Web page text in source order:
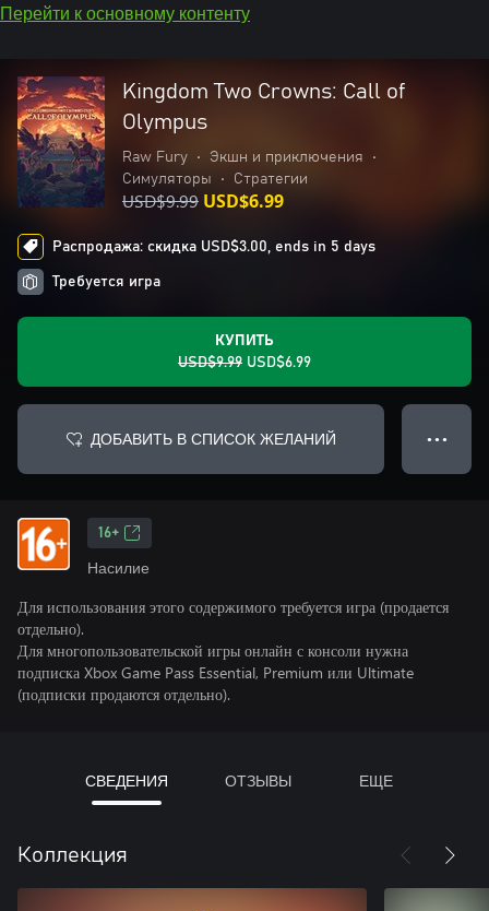
Перейти к основному контенту
Kingdom Two Crowns: Call of
Olympus
Raw Fury • Экшн и приключения
•
Симуляторы
• Стратегии
USD$9.99 USD$6.99
Распродажа: скидка USD$3.00, ends in 5 days
Требуется игра
КУПИТЬ
USD$9.99 USD$6.99
ДОБАВИТЬ В СПИСОК ЖЕЛАНИЙ ● ● ●
16+
Насилие
Для использования этого содержимого требуется игра (продается
отдельно).
Для многопользовательской игры онлайн с консоли нужна
подписка Xbox Game Pass Essential, Premium или Ultimate
(подписки продаются отдельно).
СВЕДЕНИЯ ОТЗЫВЫ ЕЩЕ
Коллекция